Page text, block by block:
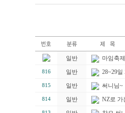
일반 마임축
816 일반 28~29일
815 일반 써니님~
814 일반 NZ로 가